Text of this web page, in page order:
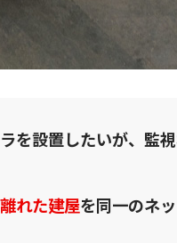
を設置したいが、監
れた建屋を同一のネ